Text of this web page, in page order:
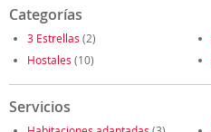
Categorías
3 Estrellas (2)
Hostales (10)
Servicios